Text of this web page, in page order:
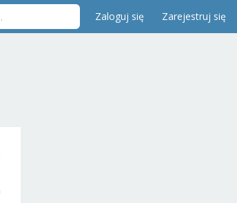
Zaloguj się Zarejestruj się